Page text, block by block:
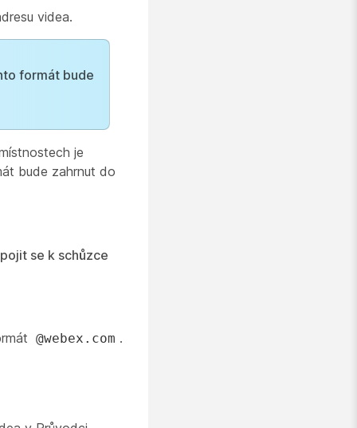
videa.
formát bude
je
bude zahrnut do
se k schůzce
@webex.com .